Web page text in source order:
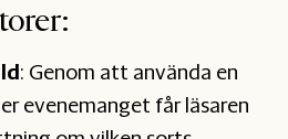
: Genom att använda en
evenemanget får läsaren